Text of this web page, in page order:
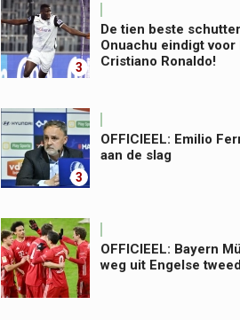
3
De tien beste
Onuachu eindigt
Cristiano Ronaldo!
3
OFFICIEEL: Emilio
aan de slag
OFFICIEEL: Bayern
weg uit Engelse